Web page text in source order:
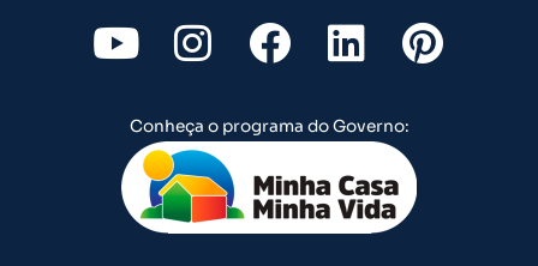
Y
o
u
t
u
b
I
n
s
t
a
g
F
a
c
e
b
o
L
i
n
k
e
d
P
i
Conheça o programa do Governo: